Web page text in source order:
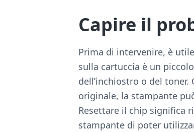
Capire il
Prima di intervenire, è
sulla cartuccia è un
dell’inchiostro o del
originale, la stampante
Resettare il chip significa
stampante di poter